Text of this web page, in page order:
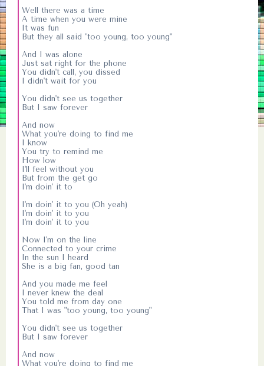
Well there was a time
A time when you were mine
It was fun
But they all said "too young, too young"
And I was alone
Just sat right for the phone
You didn't call, you dissed
I didn't wait for you
You didn't see us together
But I saw forever
And now
What you're doing to find me
I know
You try to remind me
How low
I'll feel without you
But from the get go
I'm doin' it to
I'm doin' it to you (Oh yeah)
I'm doin' it to you
I'm doin' it to you
Now I'm on the line
Connected to your crime
In the sun I heard
She is a big fan, good tan
And you made me feel
I never knew the deal
You told me from day one
That I was "too young, too young"
You didn't see us together
But I saw forever
And now
What you're doing to find me